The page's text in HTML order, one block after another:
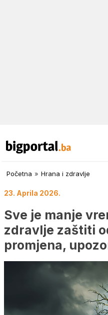
Početna » Hrana i zdravlje
23. Aprila 2026.
Sve je manje
zdravlje zaštiti
promjena,